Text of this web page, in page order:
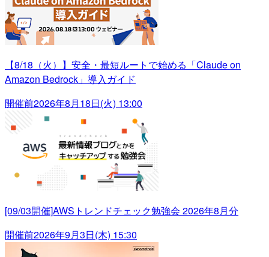
【8/18（火）】安全・最短ルートで始める「Claude on
Amazon Bedrock」導入ガイド
開催前2026年8月18日(火) 13:00
[09/03開催]AWSトレンドチェック勉強会 2026年8月分
開催前2026年9月3日(木) 15:30